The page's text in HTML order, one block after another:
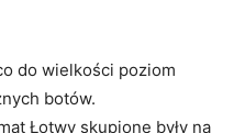
do wielkości poziom
botów.
Łotwy skupione były na